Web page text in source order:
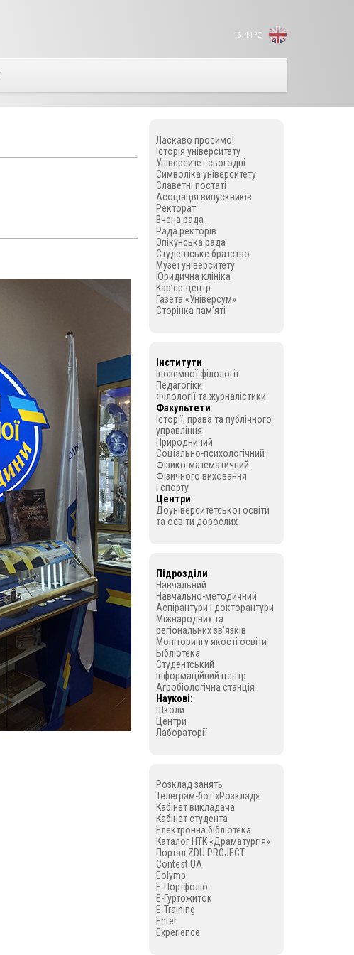
16,44 °C
Ласкаво просимо!
Історія університету
Університет сьогодні
Символіка університету
Славетні постаті
Асоціація випускників
Ректорат
Вчена рада
Рада ректорів
Опікунська рада
Студентське братство
Музеї університету
Юридична клініка
Кар’єр-центр
Газета «Універсум»
Сторінка пам’яті
Інститути
Іноземної філології
Педагогіки
Філології та журналістики
Факультети
Історії, права та публічного
управління
Природничий
Соціально-психологічний
Фізико-математичний
Фізичного виховання
і спорту
Центри
Доуніверситетської освіти
та освіти дорослих
Підрозділи
Навчальний
Навчально-методичний
Аспірантури і докторантури
Міжнародних та
регіональних зв’язків
Моніторингу якості освіти
Бібліотека
Студентський
інформаційний центр
Агробіологічна станція
Наукові:
Школи
Центри
Лабораторії
Розклад занять
Телеграм-бот «Розклад»
Кабінет викладача
Кабінет студента
Електронна бібліотека
Каталог НТК «Драматургія»
Портал ZDU PROJECT
Contest.UA
Eolymp
E-Портфоліо
E-Гуртожиток
E-Training
Enter
Experience